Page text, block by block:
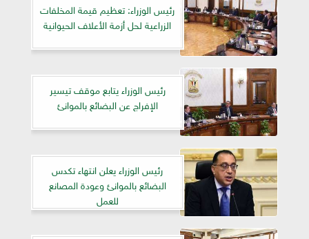
رئيس الوزراء: تعظيم قيمة المخلفات
الزراعية لحل أزمة الأعلاف الحيوانية
رئيس الوزراء يتابع موقف تيسير
الإفراج عن البضائع بالموانئ
رئيس الوزراء يعلن انتهاء تكدس
البضائع بالموانئ وعودة المصانع
للعمل